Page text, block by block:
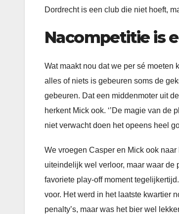
Dordrecht is een club die niet hoeft,
Nacompetitie is
Wat maakt nou dat we per sé
alles of niets is gebeuren soms de
gebeuren. Dat een middenmoter uit
herkent Mick ook. ‘’De magie van
niet verwacht doen het opeens heel
We vroegen Casper en Mick ook
uiteindelijk wel verloor, maar waar de
favoriete play-off moment
voor. Het werd in het laatste kwartier
penalty’s, maar was het bier wel